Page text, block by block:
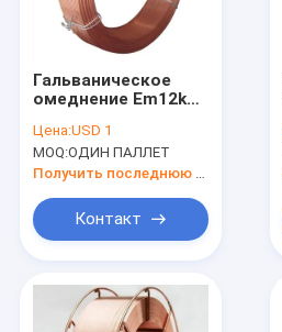
Гальваническое
омеднение Em12k
AWS EM12
2.5/3.2/4.0/5.0mm
провода
Цена:USD 1
MOQ:ОДИН ПАЛЛЕТ
Контакт